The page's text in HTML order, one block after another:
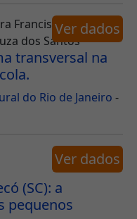
Francischetti
dos Santos
transversal na
do Rio de Janeiro -
Ver dados
(SC): a
pequenos
Ver dados